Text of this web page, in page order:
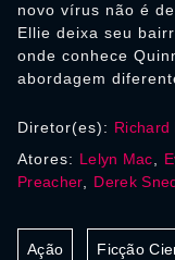
novo vírus não é
Ellie deixa seu
onde conhece
abordagem
Diretor(es): Richard
Atores: Lelyn Mac
Preacher
Derek
Ação Ficção